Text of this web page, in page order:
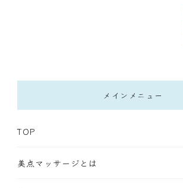
メインメニュー
TOP
美点マッサージとは